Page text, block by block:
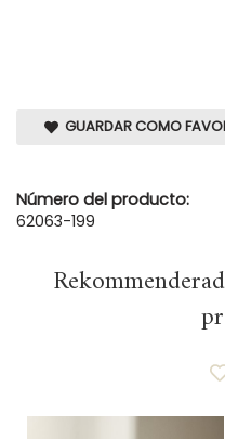
GUARDAR COMO
Número del producto:
62063-199